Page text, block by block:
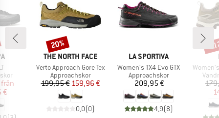
pris
från
€
VARUMÄRKE
THE NORTH FACE
Produkter
Verto Approach Gore-Tex
Produktgrupp
Approachskor
Pris
199,95 €Reducerat pris
159,96 €
0,0(0)
Rabatt
20%
VARUMÄRKE
LA SPORTIVA
Produkter
Women's TX4 Evo GTX
Produktgrupp
Approachskor
Pris
209,95 €
4,9(8)